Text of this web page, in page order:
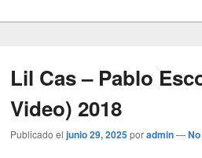
Lil Cas – Pablo
Video) 2018
Publicado el junio 29, 2025poradmin—